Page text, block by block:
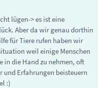
lügen-> es ist eine
Aber da wir genau dorthin
für Tiere rufen haben wir
weil einige Menschen
in die Hand zu nehmen, oft
Erfahrungen beisteuern
:)